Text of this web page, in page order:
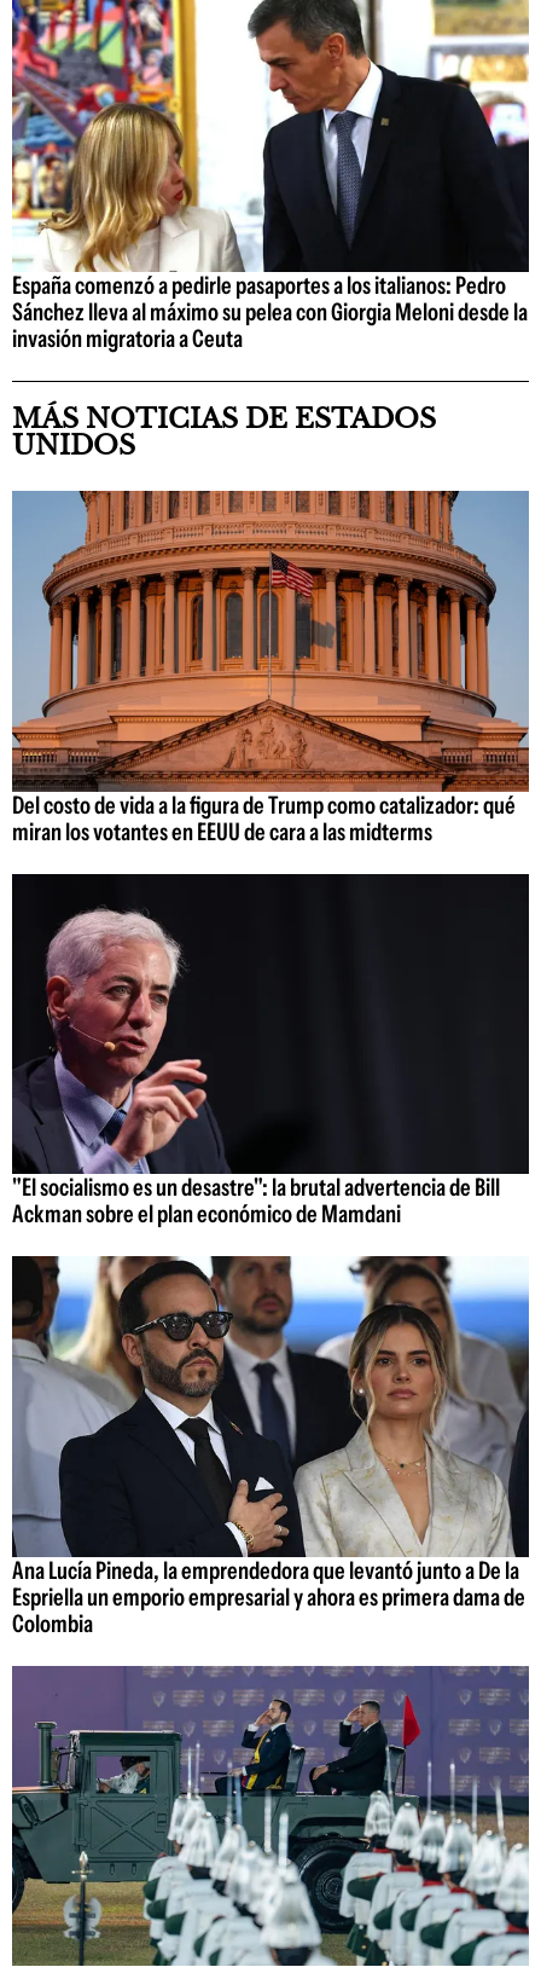
España comenzó a pedirle pasaportes a los italianos: Pedro
Sánchez lleva al máximo su pelea con Giorgia Meloni desde la
invasión migratoria a Ceuta
MÁS NOTICIAS DE ESTADOS
UNIDOS
Del costo de vida a la figura de Trump como catalizador: qué
miran los votantes en EEUU de cara a las midterms
"El socialismo es un desastre": la brutal advertencia de Bill
Ackman sobre el plan económico de Mamdani
Ana Lucía Pineda, la emprendedora que levantó junto a De la
Espriella un emporio empresarial y ahora es primera dama de
Colombia